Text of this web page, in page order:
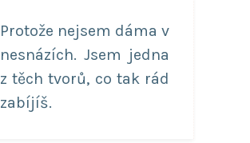
Protože nejsem dáma v
nesnázích. Jsem jedna
z těch tvorů, co tak rád
zabíjíš.